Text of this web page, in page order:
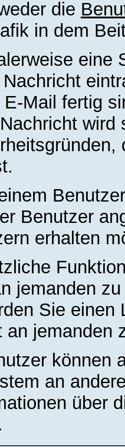
die
in dem
eine
Mail fertig
Benutzer
erhalten
jemanden
Sie
an jemanden
können
an
über